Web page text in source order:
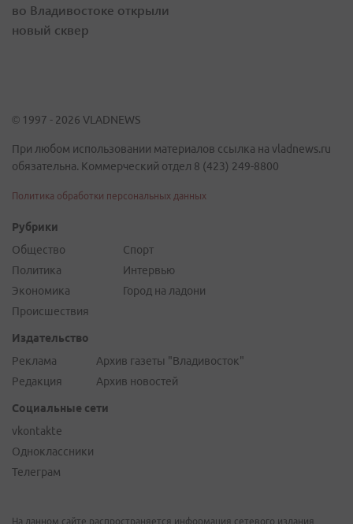
во Владивостоке открыли
новый сквер
© 1997 - 2026 VLADNEWS
При любом использовании материалов ссылка на vladnews.ru
обязательна. Коммерческий отдел 8 (423) 249-8800
Политика обработки персональных данных
Рубрики
Общество
Политика
Экономика
Происшествия
Спорт
Интервью
Город на ладони
Издательство
Реклама
Редакция
Архив газеты "Владивосток"
Архив новостей
Социальные сети
vkontakte
Одноклассники
Телеграм
На данном сайте распространяется информация сетевого издания